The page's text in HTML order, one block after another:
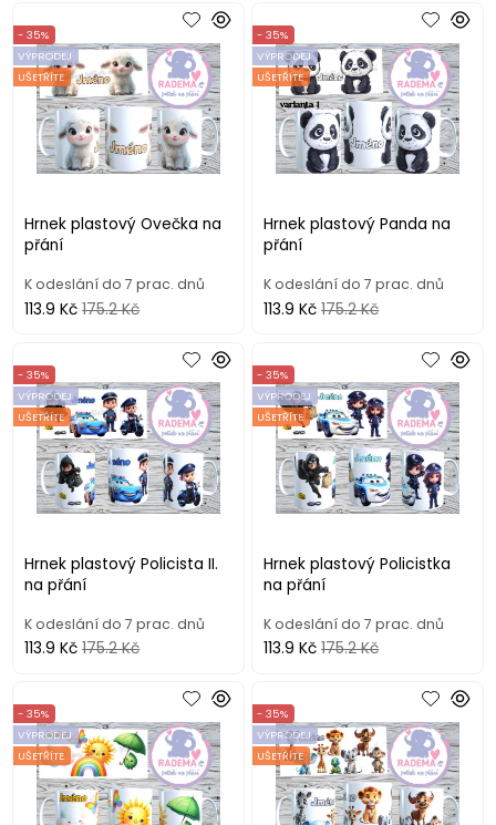
Hrnek plastový Ovečka na
přání
- 35%
VÝPRODEJ
UŠETŘÍTE
K odeslání do 7 prac. dnů
113.9 Kč 175.2 Kč
Hrnek plastový Panda na
přání
- 35%
VÝPRODEJ
UŠETŘÍTE
K odeslání do 7 prac. dnů
113.9 Kč 175.2 Kč
Hrnek plastový Policista II.
na přání
- 35%
VÝPRODEJ
UŠETŘÍTE
K odeslání do 7 prac. dnů
113.9 Kč 175.2 Kč
Hrnek plastový Policistka
na přání
- 35%
VÝPRODEJ
UŠETŘÍTE
K odeslání do 7 prac. dnů
113.9 Kč 175.2 Kč
- 35%
VÝPRODEJ
UŠETŘÍTE
- 35%
VÝPRODEJ
UŠETŘÍTE